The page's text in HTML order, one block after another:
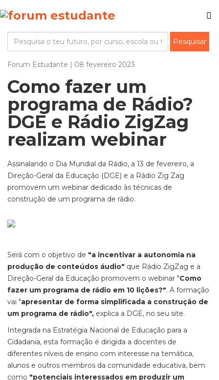
Forum Estudante | 08 fevereiro 2023
Como fazer um
programa de Rádio?
DGE e Rádio ZigZag
realizam webinar
Assinalando o Dia Mundial da Rádio, a 13 de fevereiro, a
Direção-Geral da Educação (DGE) e a Rádio Zig Zag
promovem um webinar dedicado às técnicas de
construção de um programa de rádio.
Será com o objetivo de "a incentivar a autonomia na
produção de conteúdos áudio" que Rádio ZigZag e a
Direção-Geral da Educação promovem o webinar "Como
fazer um programa de rádio em 10 lições?". A formação
vai "apresentar de forma simplificada a construçâo de
um programa de rádio", explica a DGE, no seu site.
Integrada na Estratégia Nacional de Educação para a
Cidadania, esta formação é dirigida a docentes de
diferentes níveis de ensino com interesse na temática,
alunos e outros membros da comunidade educativa, bem
como "potenciais interessados em produzir um